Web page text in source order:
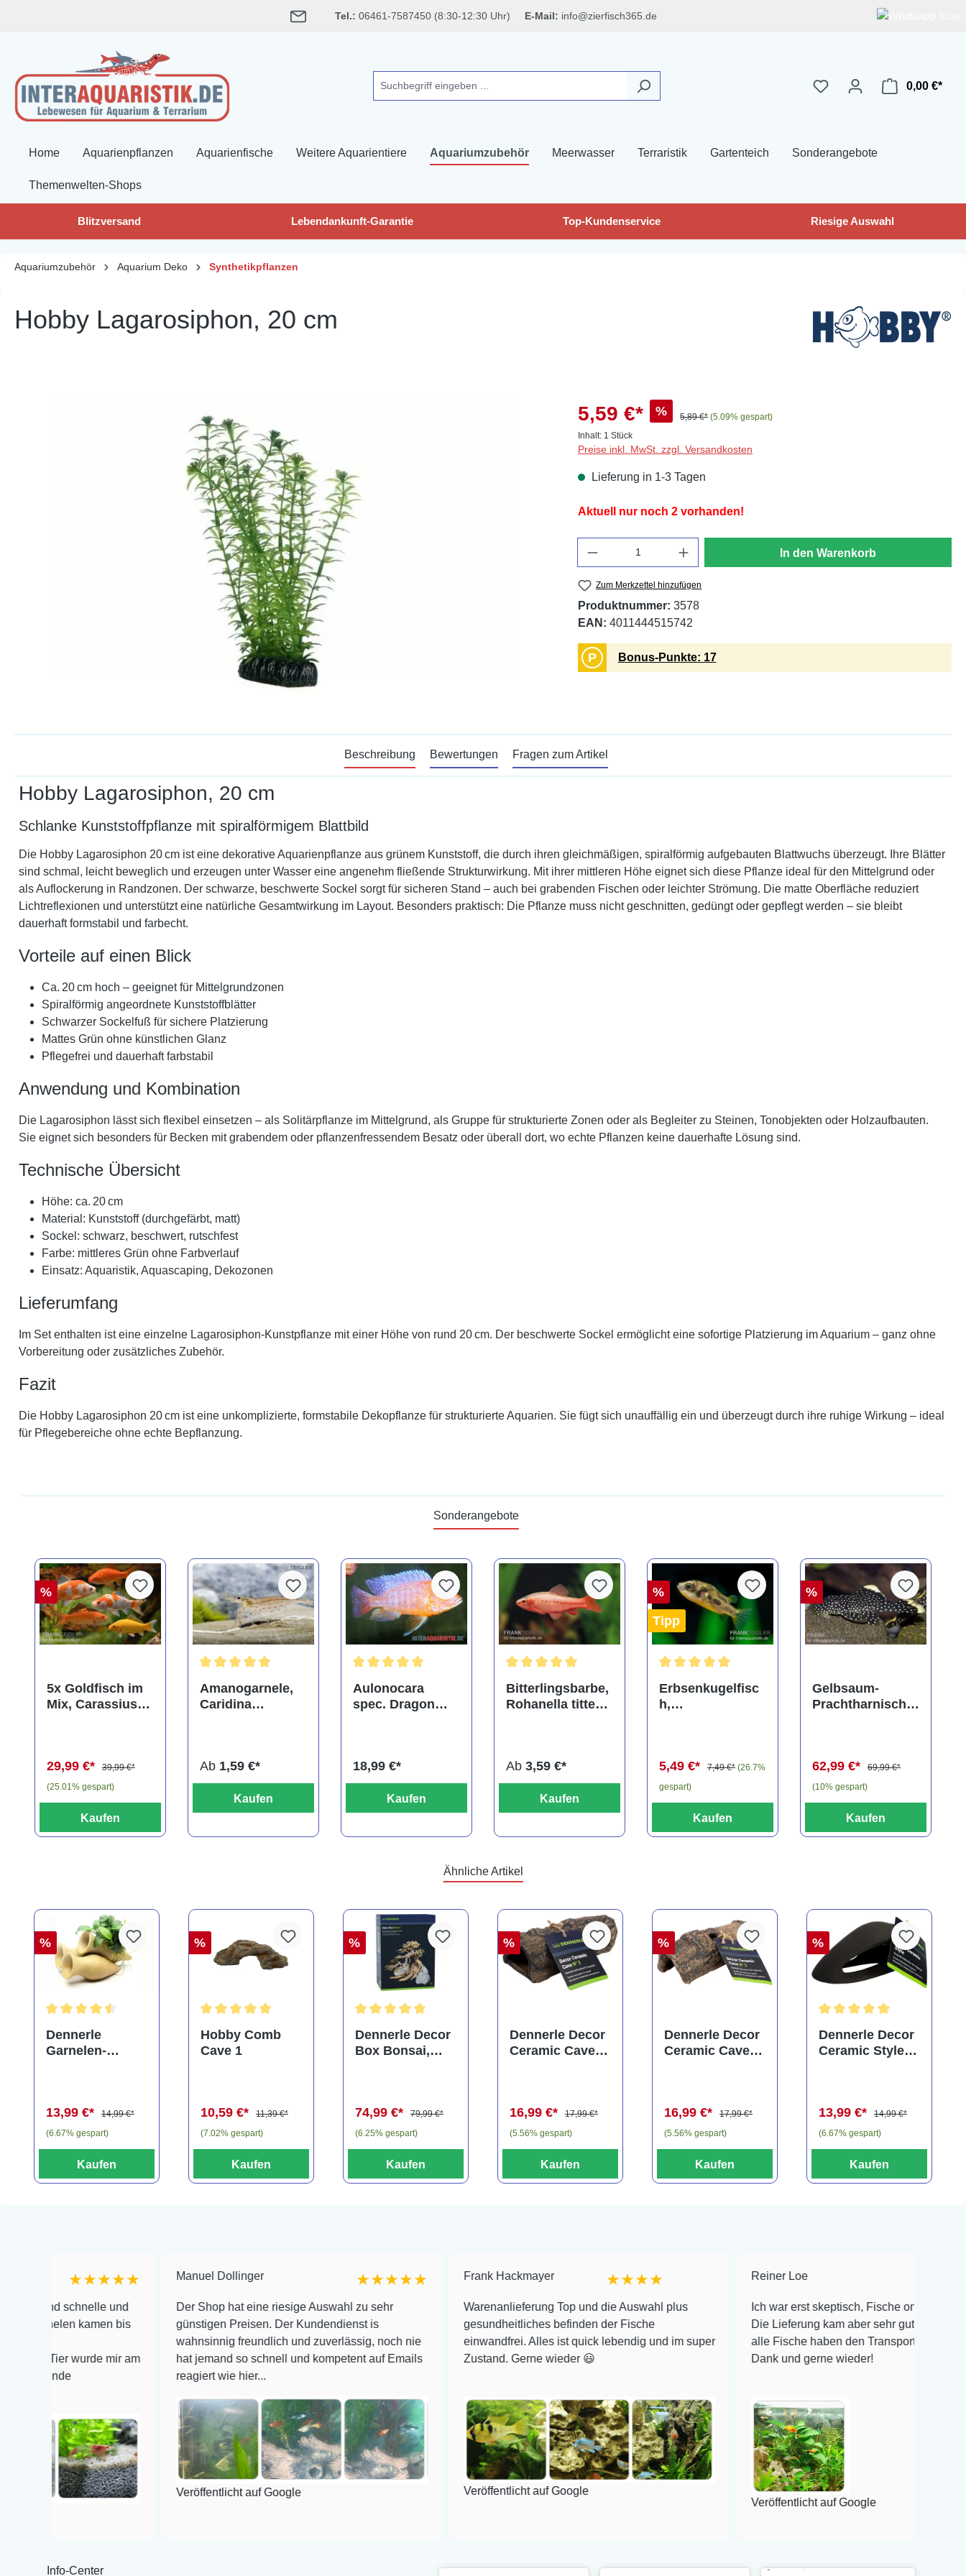
Tel.: 06461-7587450 (8:30-12:30 Uhr) E-Mail: info@zierfisch365.de
0,00 €*
Home Aquarienpflanzen Aquarienfische Weitere Aquarientiere Aquariumzubehör Meerwasser Terraristik Gartenteich Sonderangebote
Themenwelten-Shops
Blitzversand Lebendankunft-Garantie Top-Kundenservice Riesige Auswahl
Aquariumzubehör Aquarium Deko Synthetikpflanzen
Hobby Lagarosiphon, 20 cm
5,59 €* % 5,89 €* (5.09% gespart)
Inhalt: 1 Stück
Preise inkl. MwSt. zzgl. Versandkosten
Lieferung in 1-3 Tagen
Aktuell nur noch 2 vorhanden!
In den Warenkorb
Zum Merkzettel hinzufügen
Produktnummer: 3578
EAN: 4011444515742
P Bonus-Punkte: 17
Beschreibung Bewertungen Fragen zum Artikel
Hobby Lagarosiphon, 20 cm
Schlanke Kunststoffpflanze mit spiralförmigem Blattbild
Die Hobby Lagarosiphon 20 cm ist eine dekorative Aquarienpflanze aus grünem Kunststoff, die durch ihren gleichmäßigen, spiralförmig aufgebauten Blattwuchs überzeugt. Ihre Blätter
sind schmal, leicht beweglich und erzeugen unter Wasser eine angenehm fließende Strukturwirkung. Mit ihrer mittleren Höhe eignet sich diese Pflanze ideal für den Mittelgrund oder
als Auflockerung in Randzonen. Der schwarze, beschwerte Sockel sorgt für sicheren Stand – auch bei grabenden Fischen oder leichter Strömung. Die matte Oberfläche reduziert
Lichtreflexionen und unterstützt eine natürliche Gesamtwirkung im Layout. Besonders praktisch: Die Pflanze muss nicht geschnitten, gedüngt oder gepflegt werden – sie bleibt
dauerhaft formstabil und farbecht.
Vorteile auf einen Blick
Ca. 20 cm hoch – geeignet für Mittelgrundzonen
Spiralförmig angeordnete Kunststoffblätter
Schwarzer Sockelfuß für sichere Platzierung
Mattes Grün ohne künstlichen Glanz
Pflegefrei und dauerhaft farbstabil
Anwendung und Kombination
Die Lagarosiphon lässt sich flexibel einsetzen – als Solitärpflanze im Mittelgrund, als Gruppe für strukturierte Zonen oder als Begleiter zu Steinen, Tonobjekten oder Holzaufbauten.
Sie eignet sich besonders für Becken mit grabendem oder pflanzenfressendem Besatz oder überall dort, wo echte Pflanzen keine dauerhafte Lösung sind.
Technische Übersicht
Höhe: ca. 20 cm
Material: Kunststoff (durchgefärbt, matt)
Sockel: schwarz, beschwert, rutschfest
Farbe: mittleres Grün ohne Farbverlauf
Einsatz: Aquaristik, Aquascaping, Dekozonen
Lieferumfang
Im Set enthalten ist eine einzelne Lagarosiphon-Kunstpflanze mit einer Höhe von rund 20 cm. Der beschwerte Sockel ermöglicht eine sofortige Platzierung im Aquarium – ganz ohne
Vorbereitung oder zusätzliches Zubehör.
Fazit
Die Hobby Lagarosiphon 20 cm ist eine unkomplizierte, formstabile Dekopflanze für strukturierte Aquarien. Sie fügt sich unauffällig ein und überzeugt durch ihre ruhige Wirkung – ideal
für Pflegebereiche ohne echte Bepflanzung.
Sonderangebote
%
5x Goldfisch im
Mix, Carassius
29,99 €*
39,99 €*
(25.01% gespart)
Kaufen
Amanogarnele,
Caridina
Ab 1,59 €*
Kaufen
Aulonocara
spec. Dragon
18,99 €*
Kaufen
Bitterlingsbarbe,
Rohanella titteya,
Ab 3,59 €*
Kaufen
%
Tipp
Erbsenkugelfisc
h,
5,49 €*
7,49 €* (26.7%
gespart)
Kaufen
%
Gelbsaum-
Prachtharnischw
62,99 €*
69,99 €*
(10% gespart)
Kaufen
Ähnliche Artikel
%
Dennerle
Garnelen-
3er Tonamphore
13,99 €*
14,99 €*
(6.67% gespart)
Kaufen
%
Hobby Comb
Cave 1
10,59 €*
11,39 €*
(7.02% gespart)
Kaufen
%
Dennerle Decor
Box Bonsai,
74,99 €*
79,99 €*
(6.25% gespart)
Kaufen
%
Dennerle Decor
Ceramic Cave
16,99 €*
17,99 €*
(5.56% gespart)
Kaufen
%
Dennerle Decor
Ceramic Cave
16,99 €*
17,99 €*
(5.56% gespart)
Kaufen
%
Dennerle Decor
Ceramic Style,
13,99 €*
14,99 €*
(6.67% gespart)
Kaufen
★★★★★
schnelle und
kamen bis
wurde mir am
Manuel Dollinger ★★★★★
Der Shop hat eine riesige Auswahl zu sehr
günstigen Preisen. Der Kundendienst is
wahnsinnig freundlich und zuverlässig, noch nie
hat jemand so schnell und kompetent auf Emails
reagiert wie hier...
Veröffentlicht auf Google
Frank Hackmayer ★★★★
Warenanlieferung Top und die Auswahl plus
gesundheitliches befinden der Fische
einwandfrei. Alles ist quick lebendig und im super
Zustand. Gerne wieder 😃
Veröffentlicht auf Google
Ich war erst skeptisch, Fische online zu bestellen!
Die Lieferung kam aber sehr gut verpackt an und
alle Fische haben den Transport überlebt! Vielen
Dank und gerne wieder!
Veröffentlicht auf Google
Info-Center